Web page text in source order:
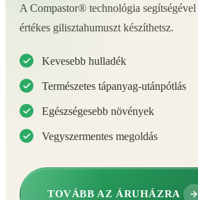
A Compastor® technológia
értékes gilisztahumuszt készíthetsz.
Kevesebb hulladék
Természetes tápanyag-utánpótlás
Egészségesebb növények
Vegyszermentes megoldás
TOVÁBB AZ ÁRUHÁZRA